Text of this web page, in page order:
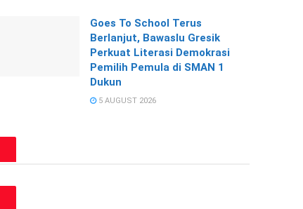
Goes To School Terus
Berlanjut, Bawaslu Gresik
Perkuat Literasi Demokrasi
Pemilih Pemula di SMAN 1
Dukun
5 AUGUST 2026